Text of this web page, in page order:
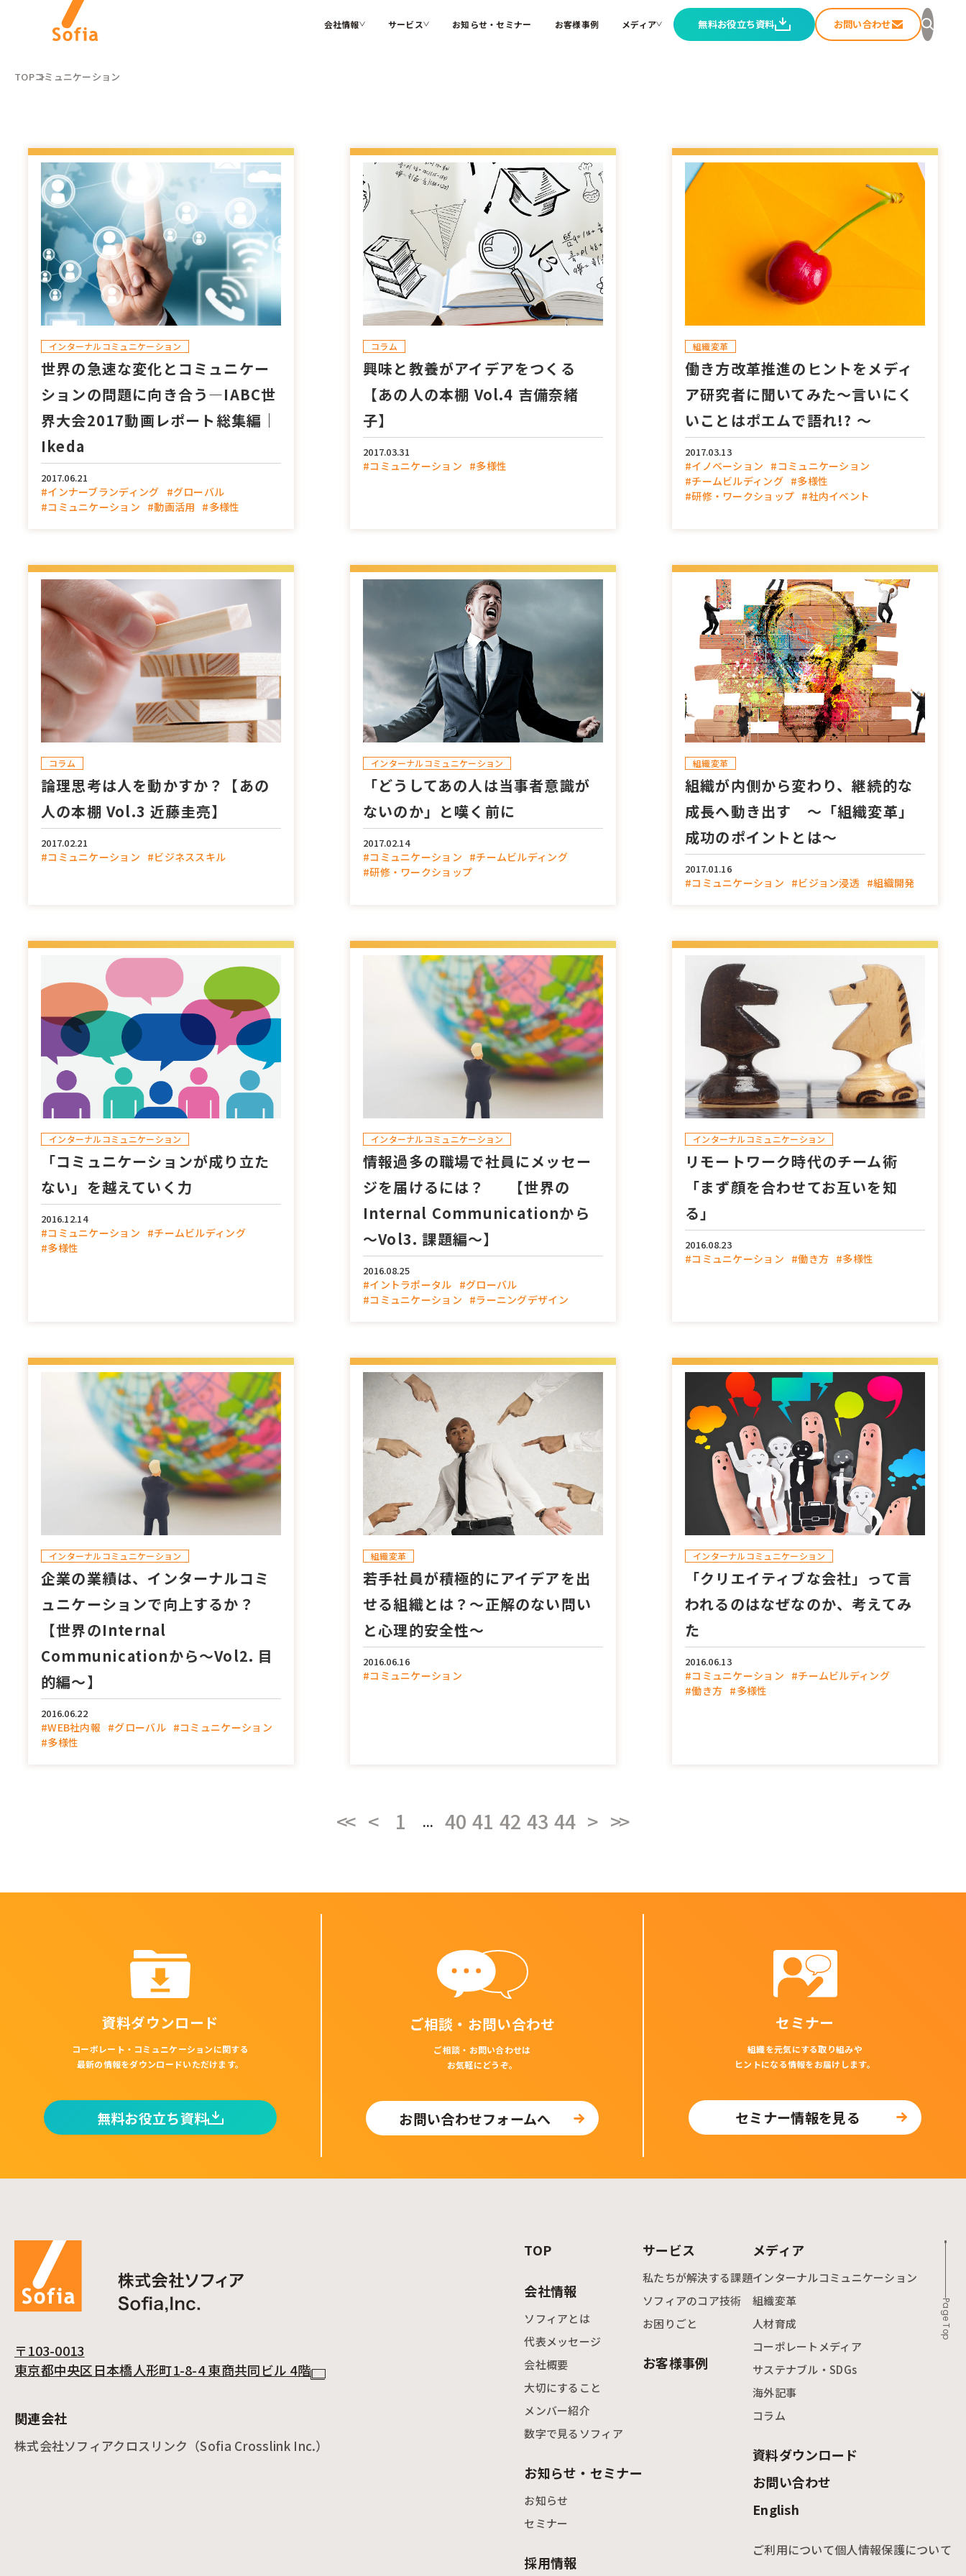
会社情報
株式会社ソフィアについて
ご紹介します。
会社概要 大切にすること
メンバー紹介 採用情報
ソフィアさんの取扱説明書
サービス
ションを軸とした私たちの
サービスをご紹介します。
ソフィアのコア技術
お知らせ・セミナー お客様事例 メディア
インターナルコミュニケーションに関連する記事をご紹介します。
人材育成 コーポレートメディア
サステナブル・SDGs
コラム 新着記事
用語辞典
部門
広報 経営企画 人事／人財開発
デジタル／情報システム
無料お役立ち資料 お問い合わせ
検索する
TOPコミュニケーション
インターナルコミュニケーション
世界の急速な変化とコミュニケー
ションの問題に向き合う―IABC世
界大会2017動画レポート総集編｜
Ikeda
2017.06.21
#インナーブランディング #グローバル
#コミュニケーション #動画活用 #多様性
コラム
興味と教養がアイデアをつくる
【あの人の本棚 Vol.4 吉備奈緒
子】
2017.03.31
#コミュニケーション #多様性
組織変革
働き方改革推進のヒントをメディ
ア研究者に聞いてみた～言いにく
いことはポエムで語れ!? ～
2017.03.13
#イノベーション #コミュニケーション
#チームビルディング #多様性
#研修・ワークショップ #社内イベント
コラム
論理思考は人を動かすか？【あの
人の本棚 Vol.3 近藤圭亮】
2017.02.21
#コミュニケーション #ビジネススキル
インターナルコミュニケーション
「どうしてあの人は当事者意識が
ないのか」と嘆く前に
2017.02.14
#コミュニケーション #チームビルディング
#研修・ワークショップ
組織変革
組織が内側から変わり、継続的な
成長へ動き出す ～「組織変革」
成功のポイントとは～
2017.01.16
#コミュニケーション #ビジョン浸透 #組織開発
インターナルコミュニケーション
「コミュニケーションが成り立た
ない」を越えていく力
2016.12.14
#コミュニケーション #チームビルディング
#多様性
インターナルコミュニケーション
情報過多の職場で社員にメッセー
ジを届けるには？ 【世界の
Internal Communicationから
～Vol3. 課題編～】
2016.08.25
#イントラポータル #グローバル
#コミュニケーション #ラーニングデザイン
インターナルコミュニケーション
リモートワーク時代のチーム術
「まず顔を合わせてお互いを知
る」
2016.08.23
#コミュニケーション #働き方 #多様性
インターナルコミュニケーション
企業の業績は、インターナルコミ
ュニケーションで向上するか？
【世界のInternal
Communicationから～Vol2. 目
的編～】
2016.06.22
#WEB社内報 #グローバル #コミュニケーション
#多様性
組織変革
若手社員が積極的にアイデアを出
せる組織とは？～正解のない問い
と心理的安全性～
2016.06.16
#コミュニケーション
インターナルコミュニケーション
「クリエイティブな会社」って言
われるのはなぜなのか、考えてみ
た
2016.06.13
#コミュニケーション #チームビルディング
#働き方 #多様性
<< < 1 40 41 42 43 44 > >>
資料ダウンロード
コーポレート・コミュニケーションに関する
最新の情報をダウンロードいただけます。
無料お役立ち資料
ご相談・お問い合わせ
ご相談・お問い合わせは
お気軽にどうぞ。
お問い合わせフォームへ
セミナー
組織を元気にする取り組みや
ヒントになる情報をお届けします。
セミナー情報を見る
〒103-0013
東京都中央区日本橋人形町1-8-4 東商共同ビル 4階
関連会社
株式会社ソフィアクロスリンク（Sofia Crosslink Inc.）
TOP
会社情報
ソフィアとは
代表メッセージ
会社概要
大切にすること
メンバー紹介
数字で見るソフィア
お知らせ・セミナー
お知らせ
セミナー
採用情報
サービス
私たちが解決する課題
ソフィアのコア技術
お困りごと
お客様事例
メディア
インターナルコミュニケーション
組織変革
人材育成
コーポレートメディア
サステナブル・SDGs
海外記事
コラム
資料ダウンロード
お問い合わせ
English
ご利用について個人情報保護について
Page Top